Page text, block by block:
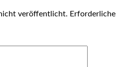
veröffentlicht. Erforderliche